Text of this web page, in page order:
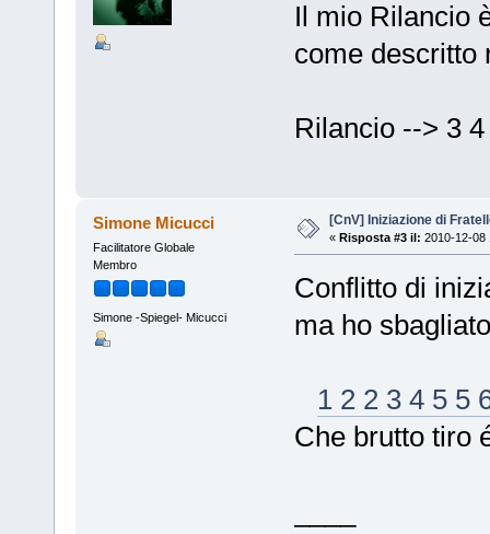
Il mio Rilancio
come descritto
Rilancio --> 3 4
Simone Micucci
Facilitatore Globale
Membro
Simone -Spiegel- Micucci
[CnV] Iniziazione di
« Risposta #3 il: 2010-12-08
Conflitto di
ma ho
1 2 2 3 4 5 5
Che brutto tiro